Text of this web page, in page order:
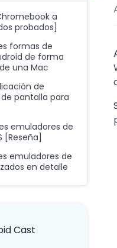
a
probados]
formas de
de forma
una Mac
de
pantalla para
emuladores de
[Reseña]
emuladores de
en detalle
Cast